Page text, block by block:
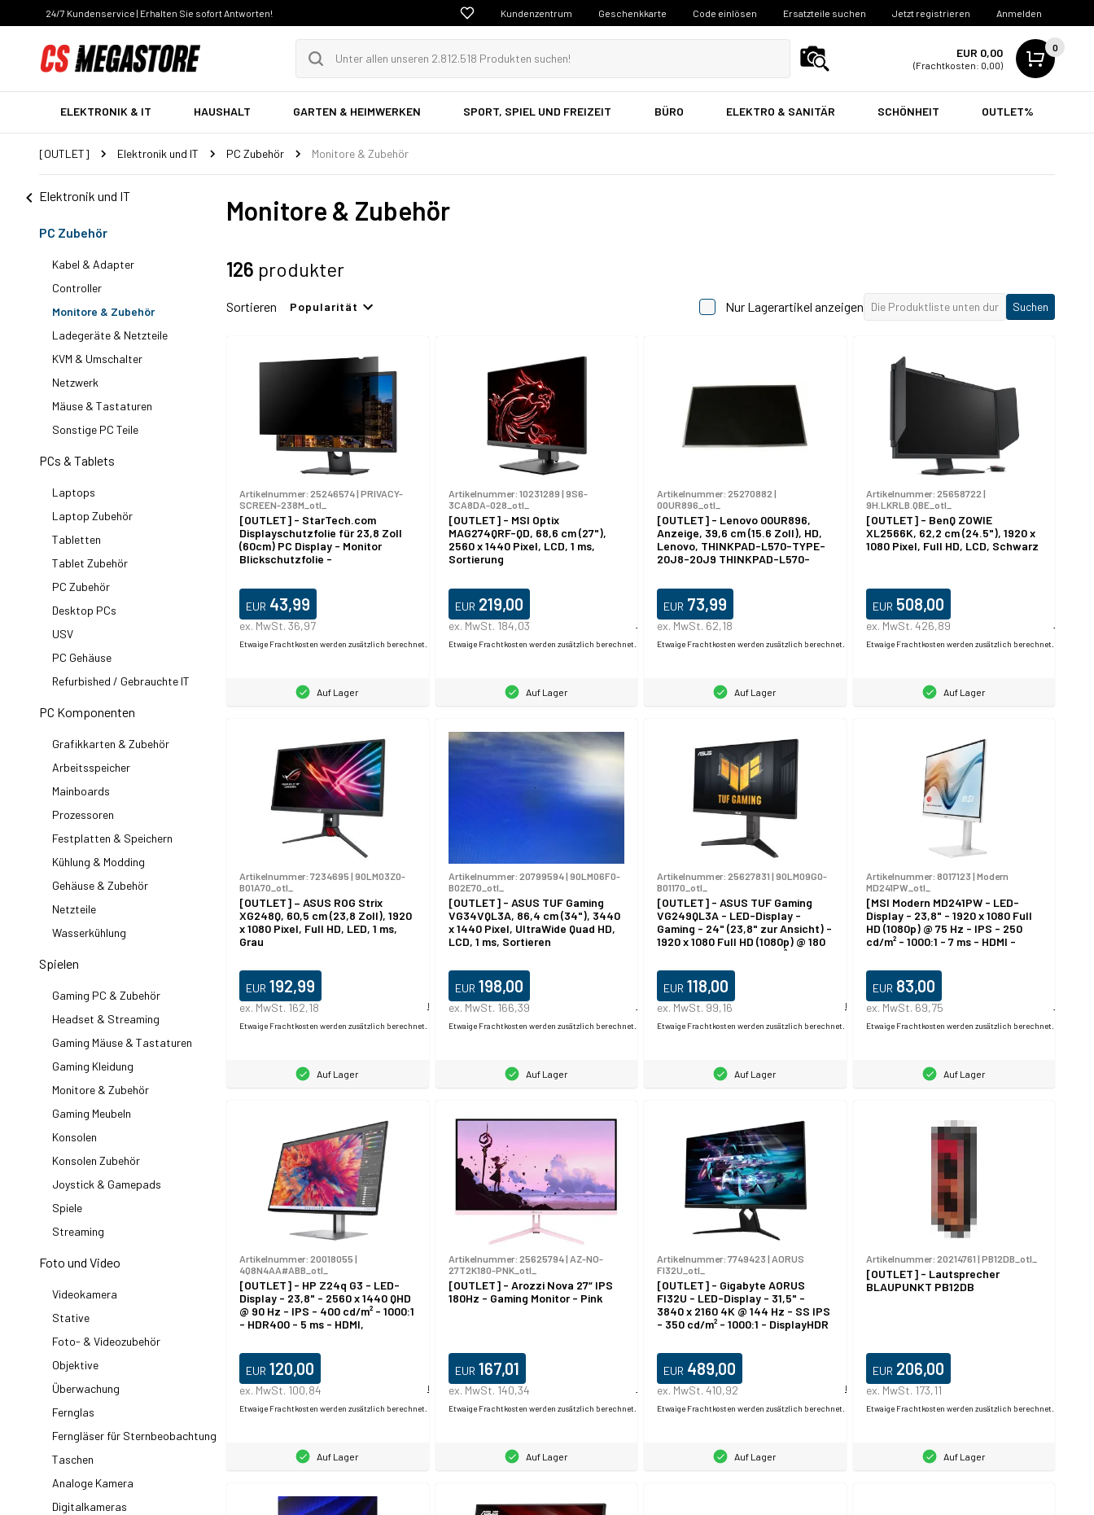
24/7 Kundenservice | Erhalten Sie sofort Antworten! Kundenzentrum Geschenkkarte Code einlösen Ersatzteile suchen Jetzt registrieren Anmelden
EUR 0,00
(Frachtkosten: 0,00)
0
ELEKTRONIK & IT HAUSHALT GARTEN & HEIMWERKEN SPORT, SPIEL UND FREIZEIT BÜRO ELEKTRO & SANITÄR SCHÖNHEIT OUTLET%
[OUTLET] Elektronik und IT PC Zubehör Monitore & Zubehör
Elektronik und IT
PC Zubehör
Kabel & Adapter
Controller
Monitore & Zubehör
Ladegeräte & Netzteile
KVM & Umschalter
Netzwerk
Mäuse & Tastaturen
Sonstige PC Teile
PCs & Tablets
Laptops
Laptop Zubehör
Tabletten
Tablet Zubehör
PC Zubehör
Desktop PCs
USV
PC Gehäuse
Refurbished / Gebrauchte IT
PC Komponenten
Grafikkarten & Zubehör
Arbeitsspeicher
Mainboards
Prozessoren
Festplatten & Speichern
Kühlung & Modding
Gehäuse & Zubehör
Netzteile
Wasserkühlung
Spielen
Gaming PC & Zubehör
Headset & Streaming
Gaming Mäuse & Tastaturen
Gaming Kleidung
Monitore & Zubehör
Gaming Meubeln
Konsolen
Konsolen Zubehör
Joystick & Gamepads
Spiele
Streaming
Foto und Video
Videokamera
Stative
Foto- & Videozubehör
Objektive
Überwachung
Fernglas
Ferngläser für Sternbeobachtung
Taschen
Analoge Kamera
Digitalkameras
Monitore & Zubehör
126 produkter
Sortieren Popularität Nur Lagerartikel anzeigen Suchen
Artikelnummer: 25246574| PRIVACY-
SCREEN-238M_otl_
[OUTLET] - StarTech.com
Displayschutzfolie für 23,8 Zoll
(60cm) PC Display - Monitor
Blickschutzfolie -
Matt/Hochglanz, 60,5 cm (23.8"),
16:9, Monitor, Rahmenloser
Blickschutzfilter, Privatsphäre,
EUR 43,99
ex. MwSt. 36,97
Etwaige Frachtkosten werden zusätzlich berechnet.
Auf Lager
Artikelnummer: 10231289 | 9S6-
3CA8DA-028_otl_
[OUTLET] - MSI Optix
MAG274QRF-QD, 68,6 cm (27"),
2560 x 1440 Pixel, LCD, 1 ms,
Sortierung
EUR 219,00
ex. MwSt. 184,03
Etwaige Frachtkosten werden zusätzlich berechnet.
Produktdatablad
Auf Lager
Artikelnummer: 25270882 |
00UR896_otl_
[OUTLET] - Lenovo 00UR896,
Anzeige, 39,6 cm (15.6 Zoll), HD,
Lenovo, THINKPAD-L570-TYPE-
20J8-20J9 THINKPAD-L570-
EUR 73,99
ex. MwSt. 62,18
Etwaige Frachtkosten werden zusätzlich berechnet.
Auf Lager
Artikelnummer: 25658722 |
9H.LKRLB.QBE_otl_
[OUTLET] - BenQ ZOWIE
XL2566K, 62,2 cm (24.5"), 1920 x
1080 Pixel, Full HD, LCD, Schwarz
EUR 508,00
ex. MwSt. 426,89
Etwaige Frachtkosten werden zusätzlich berechnet.
Auf Lager
Artikelnummer: 7234695 | 90LM03Z0-
B01A70_otl_
[OUTLET] – ASUS ROG Strix
XG248Q, 60,5 cm (23,8 Zoll), 1920
x 1080 Pixel, Full HD, LED, 1 ms,
Grau
EUR 192,99
ex. MwSt. 162,18
Etwaige Frachtkosten werden zusätzlich berechnet.
Produktdatablad
Auf Lager
Artikelnummer: 20799594| 90LM06F0-
B02E70_otl_
[OUTLET] - ASUS TUF Gaming
VG34VQL3A, 86,4 cm (34"), 3440
x 1440 Pixel, UltraWide Quad HD,
LCD, 1 ms, Sortieren
EUR 198,00
ex. MwSt. 166,39
Etwaige Frachtkosten werden zusätzlich berechnet.
Produktdatablad
Auf Lager
Artikelnummer: 25627831 | 90LM09G0-
B01170_otl_
[OUTLET] - ASUS TUF Gaming
VG249QL3A - LED-Display -
Gaming - 24" (23,8" zur Ansicht) -
1920 x 1080 Full HD (1080p) @ 180
Hz - Fast IPS - 350 cd/m² - 1000:1
- 1 ms - HDMI, DisplayPort -
Lautsprecher - schwarz
EUR 118,00
ex. MwSt. 99,16
Etwaige Frachtkosten werden zusätzlich berechnet.
Produktdatablad
Auf Lager
Artikelnummer: 8017123 | Modern
MD241PW_otl_
[MSI Modern MD241PW - LED-
Display - 23,8" - 1920 x 1080 Full
HD (1080p) @ 75 Hz - IPS - 250
cd/m² - 1000:1 - 7 ms - HDMI -
EUR 83,00
ex. MwSt. 69,75
Etwaige Frachtkosten werden zusätzlich berechnet.
Auf Lager
Artikelnummer: 20018055 |
4Q8N4AA#ABB_otl_
[OUTLET] - HP Z24q G3 - LED-
Display - 23,8" - 2560 x 1440 QHD
@ 90 Hz - IPS - 400 cd/m² - 1000:1
- HDR400 - 5 ms - HDMI,
EUR 120,00
ex. MwSt. 100,84
Etwaige Frachtkosten werden zusätzlich berechnet.
Produktdatablad
Auf Lager
Artikelnummer: 25625794| AZ-NO-
27T2K180-PNK_otl_
[OUTLET] - Arozzi Nova 27“ IPS
180Hz - Gaming Monitor - Pink
EUR 167,01
ex. MwSt. 140,34
Etwaige Frachtkosten werden zusätzlich berechnet.
Produktdatablad
Auf Lager
Artikelnummer: 7749423 | AORUS
FI32U_otl_
[OUTLET] - Gigabyte AORUS
FI32U - LED-Display - 31,5" -
3840 x 2160 4K @ 144 Hz - SS IPS
- 350 cd/m² - 1000:1 - DisplayHDR
USB-C
EUR 489,00
ex. MwSt. 410,92
Etwaige Frachtkosten werden zusätzlich berechnet.
Produktdatablad
Auf Lager
Artikelnummer: 20214761 | PB12DB_otl_
[OUTLET] - Lautsprecher
BLAUPUNKT PB12DB
EUR 206,00
ex. MwSt. 173,11
Etwaige Frachtkosten werden zusätzlich berechnet.
Auf Lager